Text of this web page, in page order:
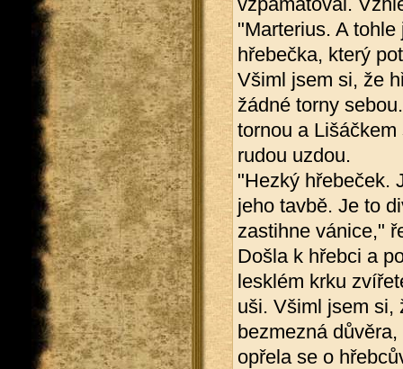
"Marterius. A
hřebečka, který
Všiml jsem si, že
žádné torny
tornou a
rudou uzdou.
"Hezký hřebeček.
jeho tavbě. Je to
zastihne vánice,"
Došla k hřebci a
lesklém krku
uši. Všiml jsem si,
bezmezná
opřela se o